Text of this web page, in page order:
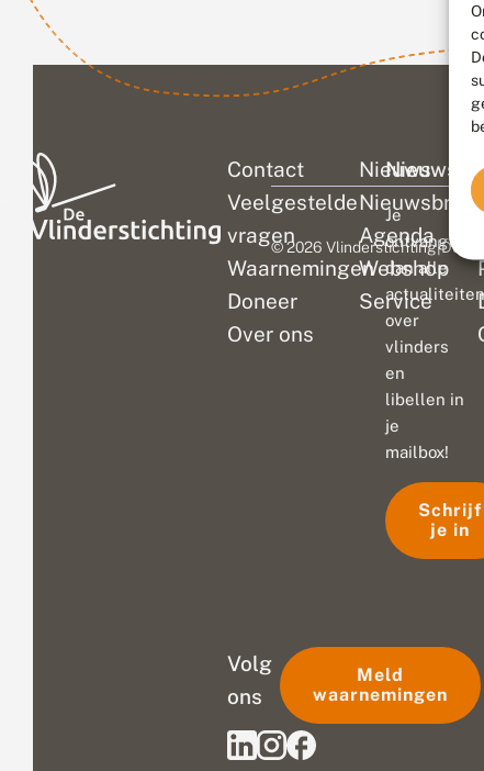
Contact
Veelgestelde
vragen
Waarnemingen
Doneer
Over ons
Nieuws
Nieuwsbrief
Agenda
Webshop
Service
Je
ontvangt
dan alle
actualiteiten
over
vlinders
en
libellen in
je
mailbox!
Schrijf
je in
Volg
ons
Meld
waarnemingen
© 2026 Vlinderstichting|